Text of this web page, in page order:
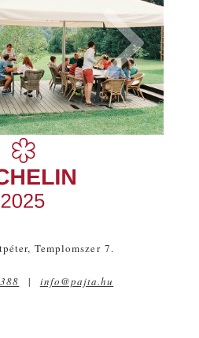
Templomszer 7.
| info@pajta.hu